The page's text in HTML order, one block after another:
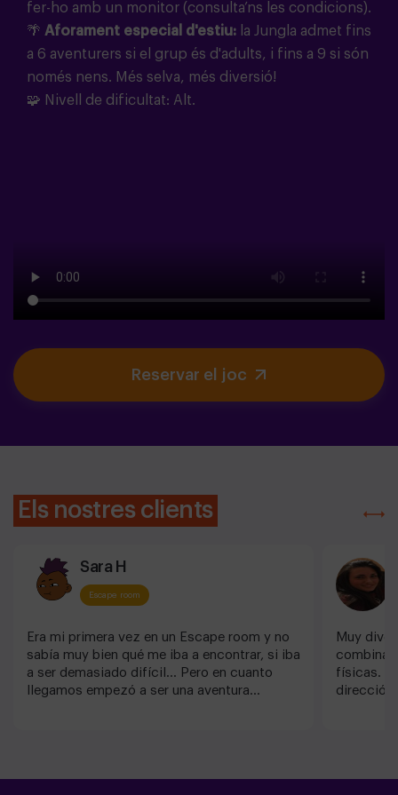
fer-ho amb un monitor (consulta’ns les condicions).
🌴 Aforament especial d'estiu: la Jungla admet fins
a 6 aventurers si el grup és d'adults, i fins a 9 si són
només nens. Més selva, més diversió!
🧩 Nivell de dificultat: Alt.
Reservar el joc
Els nostres clients
Sara H
Escape room
Era mi primera vez en un Escape room y no
sabía muy bien qué me iba a encontrar, si iba
a ser demasiado difícil... Pero en cuanto
llegamos empezó a ser una aventura
Muy
combina
físicas.
dirección